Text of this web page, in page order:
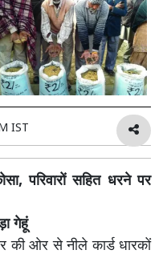
IST
परिवारों सहित धरने पर
गेहूं
की ओर से नीले कार्ड धारकों